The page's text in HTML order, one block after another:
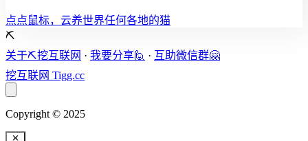
点点鼠标，云养世界任何各地的猫
⛏️
关于⛏️挖互联网 · 我要分享🙋 · 互助微信群🤗
挖互联网 Tigg.cc
Copyright © 2025